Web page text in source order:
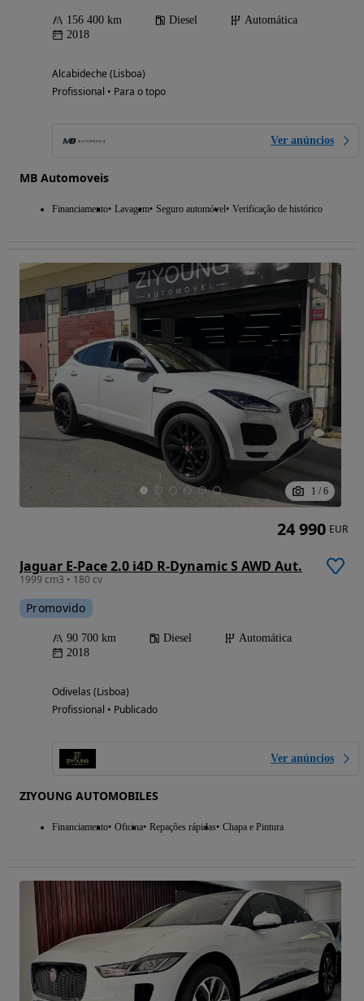
156 400 km Diesel
Automática
2018
Alcabideche (Lisboa)
Profissional • Para o topo
Ver anúncios
MB Automoveis
Financiamento Lavagem Seguro automóvel Verificação de histórico
1 / 6
Jaguar E-Pace 2.0 i4D R-Dynamic S AWD Aut.
1999 cm3 • 180 cv
Promovido
90 700 km Diesel
Automática
2018
Odivelas (Lisboa)
Profissional • Publicado
Ver anúncios
ZIYOUNG AUTOMOBILES
Financiamento Oficina Repações rápidas Chapa e Pintura
24 990 EUR